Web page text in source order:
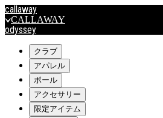
callaway
CALLAWAY
odyssey
travismathew
outlet
OUTLET
クラブ
アパレル
ボール
アクセサリー
限定アイテム